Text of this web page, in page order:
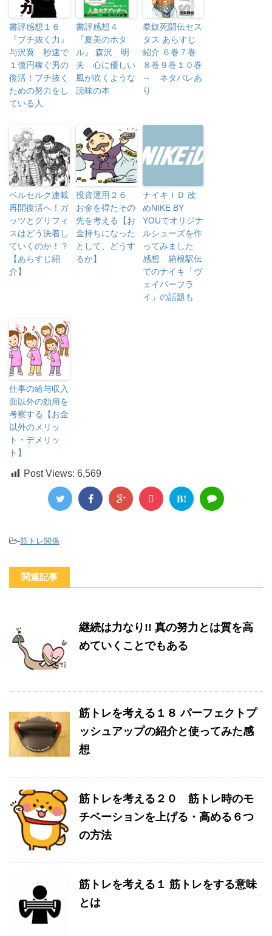
書評感想１６
『ブチ抜く力』
与沢翼 秒速で
１億円稼ぐ男の
復活！ブチ抜く
ための努力をし
ている人
書評感想４
『夏美のホタ
ル』 森沢 明
夫 心に優しい
風が吹くような
読味の本
拳奴死闘伝セス
タス あらすじ
紹介 ６巻７巻
８巻９巻１０巻
～ ネタバレあ
り
ベルセルク連載
再開復活へ！ガ
ッツとグリフィ
スはどう決着し
ていくのか！？
【あらすじ紹
介】
投資運用２６
お金を得たその
先を考える【お
金持ちになった
として、どうす
るか】
ナイキＩＤ 改
めNIKE BY
YOUでオリジナ
ルシューズを作
ってみました
感想 箱根駅伝
でのナイキ「ヴ
ェイパーフラ
イ」の話題も
仕事の給与収入
面以外の効用を
考察する【お金
以外のメリッ
ト・デメリッ
ト】
Post Views: 6,569
B!
-筋トレ関係
関連記事
継続は力なり!! 真の努力とは質を高
めていくことでもある
筋トレを考える１８ パーフェクトプ
ッシュアップの紹介と使ってみた感
想
筋トレを考える２０ 筋トレ時のモ
チベーションを上げる・高める６つ
の方法
筋トレを考える１ 筋トレをする意味
とは